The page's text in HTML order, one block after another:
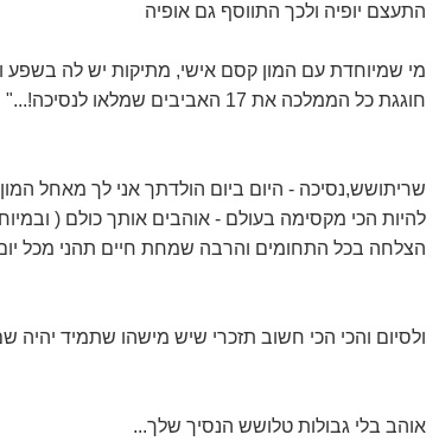
התעצם יופיה ולכך התווסף גם אופיה
מי שמיוחדת עם המון קסם אישי, מתיקות יש לה בשפע
חוגגת כל הממלכה את 17 האביבים שמלאו לנסיכה!..."
שריתושש,נסיכה - היום ביום הולדתך אני לך מאחל
להיות הכי מקסימה בעולם - אוהבים אותך כולם ( ובמיוחד
הצלחה בכל התחומים והרבה שמחת חיים תהני מכל
ולסיום והכי הכי חשוב תזכרי שיש מישהו שתמיד
אוהב בלי גבולות טלושש הנסיך שלך...